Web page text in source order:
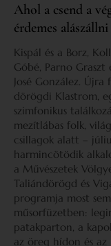
Ahol a csend a
érdemes
Kispál és a Borz,
Góbé, Parno Graszt
José González.
dörögdi Klastrom,
szimfonikus
mezítlábas folk,
csillagok alatt –
harmincötödik
a Művészetek
Taliándörögd és
programja most
műsorfüzetben:
patakparton, a
az öreg hídon és az